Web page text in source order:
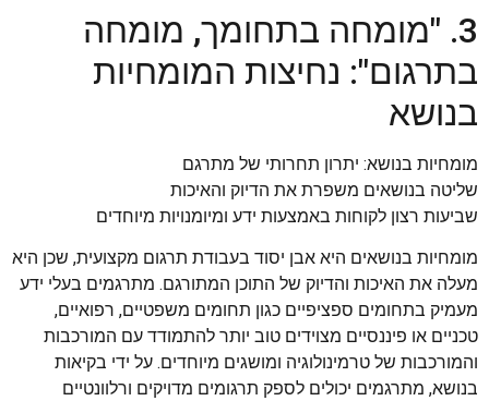
3. "מומחה בתחומך, מומחה
בתרגום": נחיצות המומחיות
בנושא
מומחיות בנושא: יתרון תחרותי של מתרגם
שליטה בנושאים משפרת את הדיוק והאיכות
שביעות רצון לקוחות באמצעות ידע ומיומנויות מיוחדים
מומחיות בנושאים היא אבן יסוד בעבודת תרגום מקצועית, שכן היא
מעלה את האיכות והדיוק של התוכן המתורגם. מתרגמים בעלי ידע
מעמיק בתחומים ספציפיים כגון תחומים משפטיים, רפואיים,
טכניים או פיננסיים מצוידים טוב יותר להתמודד עם המורכבות
והמורכבות של טרמינולוגיה ומושגים מיוחדים. על ידי בקיאות
בנושא, מתרגמים יכולים לספק תרגומים מדויקים ורלוונטיים